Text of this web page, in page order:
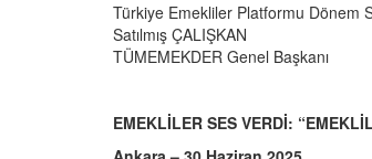
Türkiye Emekliler Platformu Dönem
Satılmış ÇALIŞKAN
TÜMEMEKDER Genel Başkanı
EMEKLİLER SES VERDİ: